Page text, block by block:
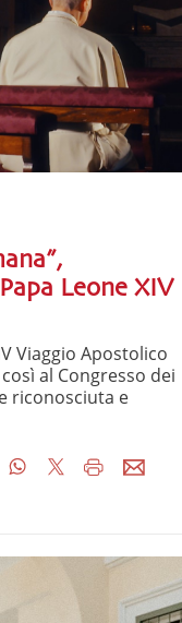
Leone XIV
Viaggio Apostolico
al Congresso dei
riconosciuta e